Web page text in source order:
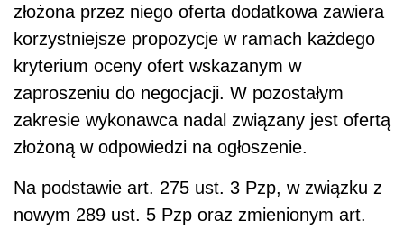
złożona przez niego oferta dodatkowa zawiera
korzystniejsze propozycje w ramach każdego
kryterium oceny ofert wskazanym w
zaproszeniu do negocjacji. W pozostałym
zakresie wykonawca nadal związany jest ofertą
złożoną w odpowiedzi na ogłoszenie.
Na podstawie art. 275 ust. 3 Pzp, w związku z
nowym 289 ust. 5 Pzp oraz zmienionym art.